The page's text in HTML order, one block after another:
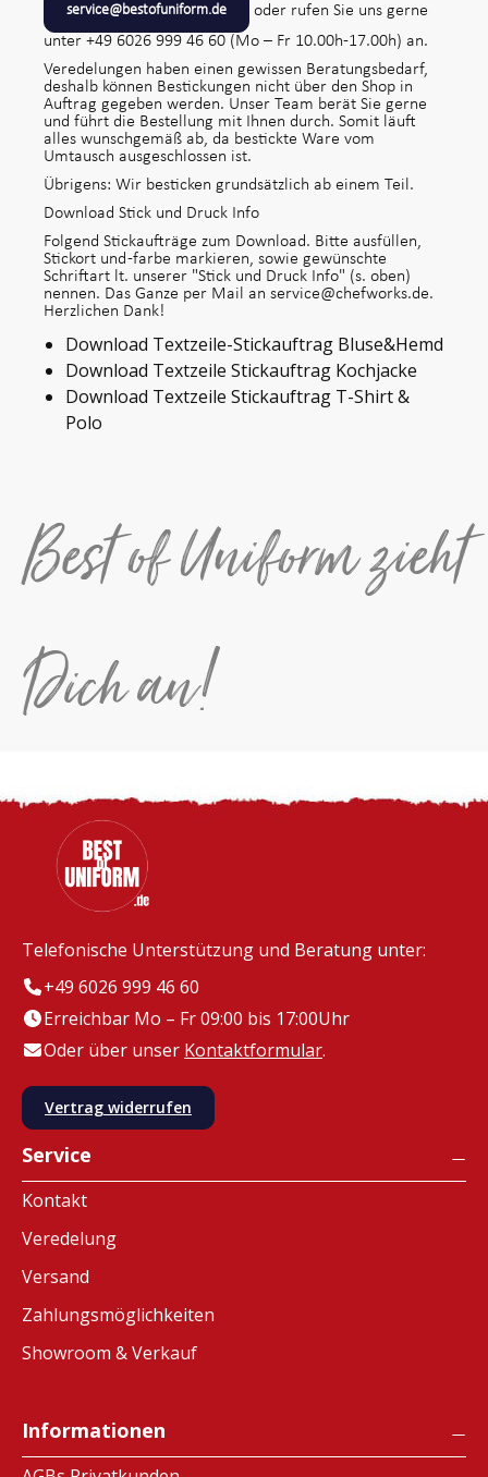
service@bestofuniform.de
oder rufen Sie uns gerne
unter +49 6026 999 46 60 (Mo – Fr 10.00h-17.00h) an.
Veredelungen haben einen gewissen Beratungsbedarf,
deshalb können Bestickungen nicht über den Shop in
Auftrag gegeben werden. Unser Team berät Sie gerne
und führt die Bestellung mit Ihnen durch. Somit läuft
alles wunschgemäß ab, da bestickte Ware vom
Umtausch ausgeschlossen ist.
Übrigens: Wir besticken grundsätzlich ab einem Teil.
Download Stick und Druck Info
Folgend Stickaufträge zum Download. Bitte ausfüllen,
Stickort und -farbe markieren, sowie gewünschte
Schriftart lt. unserer "Stick und Druck Info" (s. oben)
nennen. Das Ganze per Mail an service@chefworks.de.
Herzlichen Dank!
Download Textzeile-Stickauftrag Bluse&Hemd
Download Textzeile Stickauftrag Kochjacke
Download Textzeile Stickauftrag T-Shirt &
Polo
Best of Uniform zieht
Dich an!
Telefonische Unterstützung und Beratung unter:
+49 6026 999 46 60
Erreichbar Mo – Fr 09:00 bis 17:00Uhr
Oder über unser Kontaktformular.
Vertrag widerrufen
Service
Kontakt
Veredelung
Versand
Zahlungsmöglichkeiten
Showroom & Verkauf
Informationen